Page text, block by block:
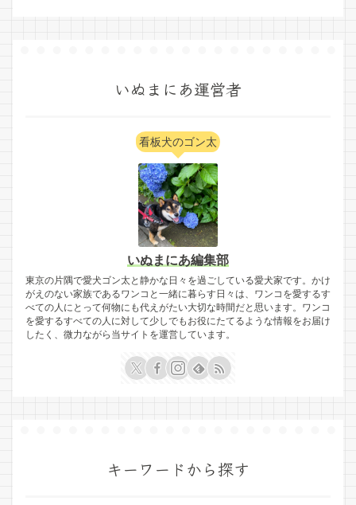
いぬまにあ運営者
看板犬のゴン太
いぬまにあ編集部
東京の片隅で愛犬ゴン太と静かな日々を過ごしている愛犬家です。かけ
がえのない家族であるワンコと一緒に暮らす日々は、ワンコを愛するす
べての人にとって何物にも代えがたい大切な時間だと思います。ワンコ
を愛するすべての人に対して少しでもお役にたてるような情報をお届け
したく、微力ながら当サイトを運営しています。
キーワードから探す